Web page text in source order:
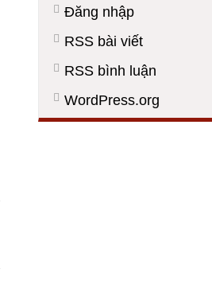
Đăng nhập
RSS bài viết
RSS bình luận
WordPress.org